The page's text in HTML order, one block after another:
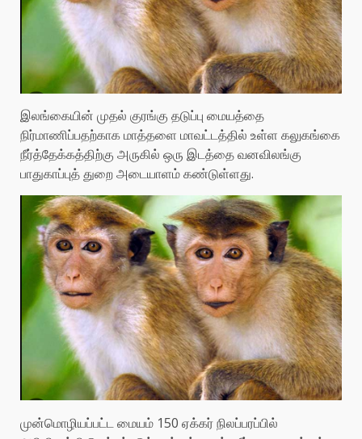
இலங்கையின் முதல் குரங்கு தடுப்பு மையத்தை
நிர்மாணிப்பதற்காக மாத்தளை மாவட்டத்தில் உள்ள கலுகங்கை
நீர்த்தேக்கத்திற்கு அருகில் ஒரு இடத்தை வனவிலங்கு
பாதுகாப்புத் துறை அடையாளம் கண்டுள்ளது.
முன்மொழியப்பட்ட மையம் 150 ஏக்கர் நிலப்பரப்பில்